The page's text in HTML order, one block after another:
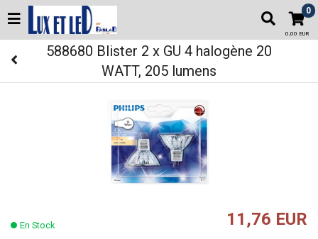
0
0,00 EUR
588680 Blister 2 x GU 4 halogène 20
WATT, 205 lumens
En Stock 11,76 EUR